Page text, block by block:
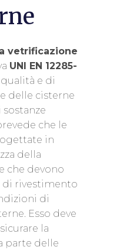
vetrificazione
UNI EN 12285-
e di
delle cisterne
che le
in
della
che devono
di rivestimento
di
Esso deve
la
parte delle